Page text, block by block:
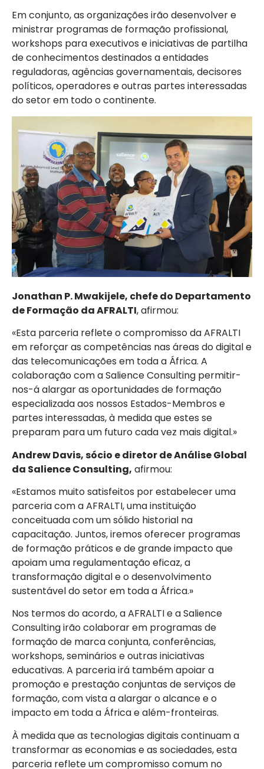
Em conjunto, as organizações irão desenvolver e
ministrar programas de formação profissional,
workshops para executivos e iniciativas de partilha
de conhecimentos destinados a entidades
reguladoras, agências governamentais, decisores
políticos, operadores e outras partes interessadas
do setor em todo o continente.
Jonathan P. Mwakijele, chefe do Departamento
de Formação da AFRALTI, afirmou:
«Esta parceria reflete o compromisso da AFRALTI
em reforçar as competências nas áreas do digital e
das telecomunicações em toda a África. A
colaboração com a Salience Consulting permitir-
nos-á alargar as oportunidades de formação
especializada aos nossos Estados-Membros e
partes interessadas, à medida que estes se
preparam para um futuro cada vez mais digital.»
Andrew Davis, sócio e diretor de Análise Global
da Salience Consulting, afirmou:
«Estamos muito satisfeitos por estabelecer uma
parceria com a AFRALTI, uma instituição
conceituada com um sólido historial na
capacitação. Juntos, iremos oferecer programas
de formação práticos e de grande impacto que
apoiam uma regulamentação eficaz, a
transformação digital e o desenvolvimento
sustentável do setor em toda a África.»
Nos termos do acordo, a AFRALTI e a Salience
Consulting irão colaborar em programas de
formação de marca conjunta, conferências,
workshops, seminários e outras iniciativas
educativas. A parceria irá também apoiar a
promoção e prestação conjuntas de serviços de
formação, com vista a alargar o alcance e o
impacto em toda a África e além-fronteiras.
À medida que as tecnologias digitais continuam a
transformar as economias e as sociedades, esta
parceria reflete um compromisso comum no